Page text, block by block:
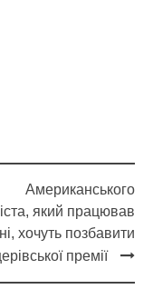
Американського
який працював
хочуть позбавити
премії